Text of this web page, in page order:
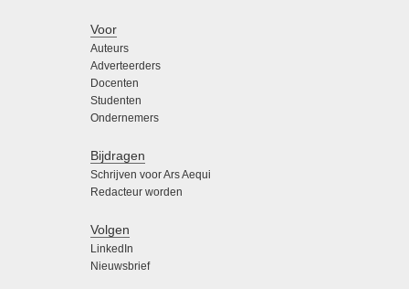
Voor
Auteurs
Adverteerders
Docenten
Studenten
Ondernemers
Bijdragen
Schrijven voor Ars Aequi
Redacteur worden
Volgen
LinkedIn
Nieuwsbrief